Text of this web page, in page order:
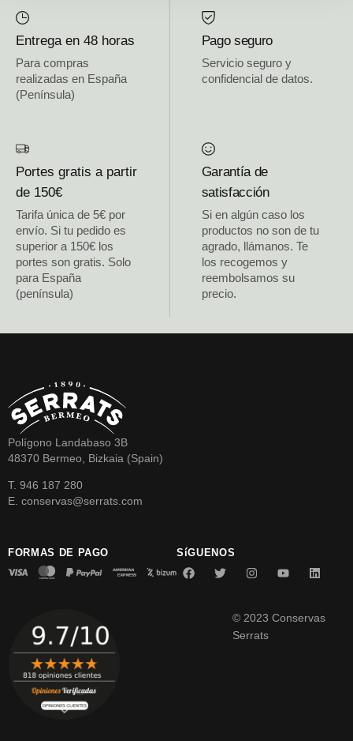
Entrega en 48 horas
Para compras
realizadas en España
(Península)
Pago seguro
Servicio seguro y
confidencial de datos.
Portes gratis a partir
de 150€
Tarifa única de 5€ por
envío. Si tu pedido es
superior a 150€ los
portes son gratis. Solo
para España
(península)
Garantía de
satisfacción
Si en algún caso los
productos no son de tu
agrado, llámanos. Te
los recogemos y
reembolsamos su
precio.
Polígono Landabaso 3B
48370 Bermeo, Bizkaia (Spain)
T. 946 187 280
E. conservas@serrats.com
FORMAS DE PAGO SíGUENOS
© 2023 Conservas
Serrats